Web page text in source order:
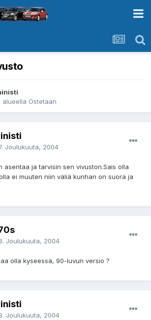
alueella Ostetaan
Joulukuuta, 2004
asentaa ja tarvisin sen vivuston.Sais olla
ei muuten niin väliä kunhan on suora ja
Joulukuuta, 2004
olla kyseessä, 90-luvun versio ?
Joulukuuta, 2004